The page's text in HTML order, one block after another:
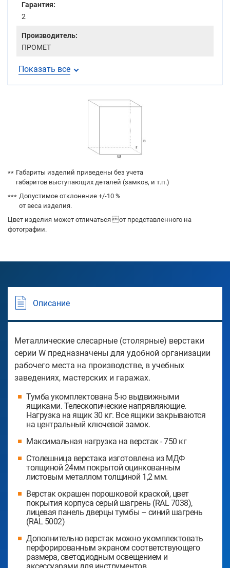
Гарантия:
2
Производитель:
ПРОМЕТ
Показать все
Габариты изделий приведены без учета
габаритов выступающих деталей (замков, и т.п.)
Допустимое отклонение +/-10 %
от веса изделия.
Цвет изделия может отличаться от представленного на
фотографии.
Описание
Металлические слесарные (столярные) верстаки
серии W предназначены для удобной организации
рабочего места на производстве, в учебных
заведениях, мастерских и гаражах.
Тумба укомплектована 5-ю выдвижными
ящиками. Телескопические напрявляющие.
Нагрузка на ящик 30 кг. Все ящики закрываются
на центральный ключевой замок.
Максимальная нагрузка на верстак - 750 кг
Столешница верстака изготовлена из МДФ
толщиной 24мм покрытой оцинкованным
листовым металлом толщиной 1,2 мм.
Верстак окрашен порошковой краской, цвет
покрытия корпуса серый шагрень (RAL 7038),
лицевая панель дверцы тумбы – синий шагрень
(RAL 5002)
Дополнительно верстак можно укомплектовать
перфорированным экраном соответствующего
размера, светодиодным освещением и